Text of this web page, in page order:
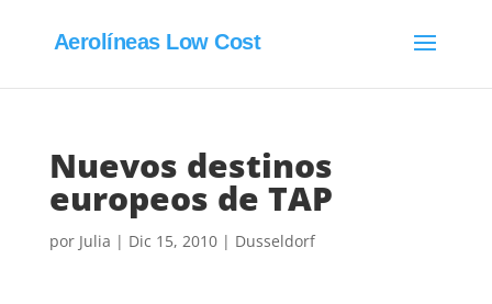
Aerolíneas Low Cost
Nuevos destinos
europeos de TAP
por Julia | Dic 15, 2010| Dusseldorf